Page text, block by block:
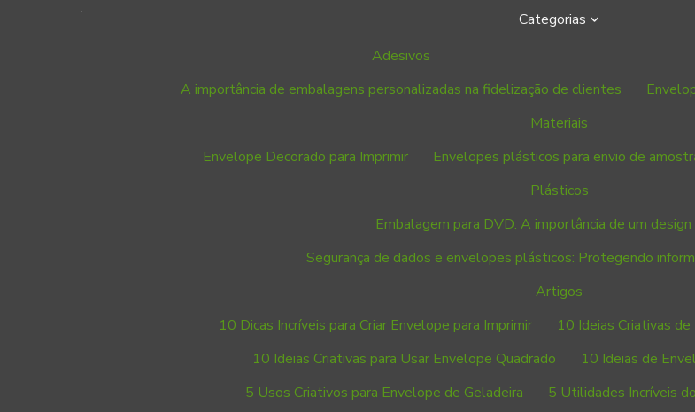
Categorias
Adesivos
A importância de embalagens personalizadas na fidelização de clientes
Materiais
Envelope Decorado para Imprimir
Envelopes plásticos para envio de
Plásticos
Embalagem para DVD: A importância de um
Segurança de dados e envelopes plásticos: Protegendo
Artigos
10 Dicas Incríveis para Criar Envelope para Imprimir
10 Ideias Criativas
10 Ideias Criativas para Usar Envelope Quadrado
10 Ideias de
5 Usos Criativos para Envelope de Geladeira
5 Utilidades Incríveis